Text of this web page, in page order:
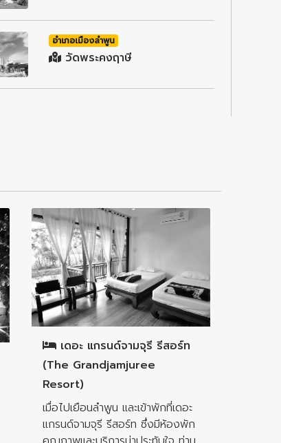
อำเภอเมืองลำพูน
วัดพระคงฤาษี
อำเภอเมืองลำพูน
เดอะ แกรนด์จามจุรี รีสอร์ท
(The Grandjamjuree
Resort)
เมื่อไปเยือนลำพูน และเข้าพักที่เดอะ
แกรนด์จามจุรี รีสอร์ท ซึ่งมีห้องพัก